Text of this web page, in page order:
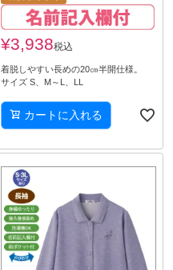
¥3,938税込
着脱しやすい長めの20㎝半開仕様。
サイズ S、M～L、LL
カートに入れる